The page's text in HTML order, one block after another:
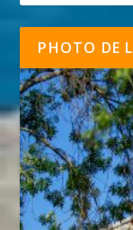
PHOTO DE